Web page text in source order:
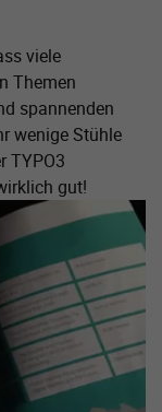
viele
Themen
spannenden
wenige Stühle
TYPO3
gut!